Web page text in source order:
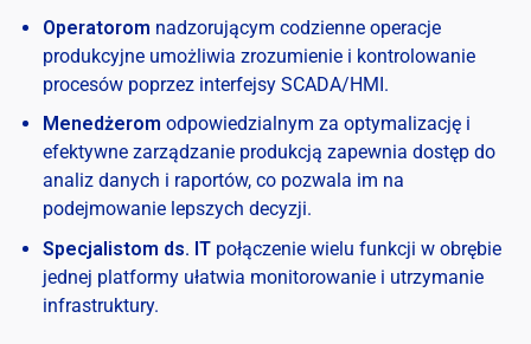
Operatorom nadzorującym codzienne operacje
produkcyjne umożliwia zrozumienie i kontrolowanie
procesów poprzez interfejsy SCADA/HMI.
Menedżerom odpowiedzialnym za optymalizację i
efektywne zarządzanie produkcją zapewnia dostęp do
analiz danych i raportów, co pozwala im na
podejmowanie lepszych decyzji.
Specjalistom ds. IT połączenie wielu funkcji w obrębie
jednej platformy ułatwia monitorowanie i utrzymanie
infrastruktury.